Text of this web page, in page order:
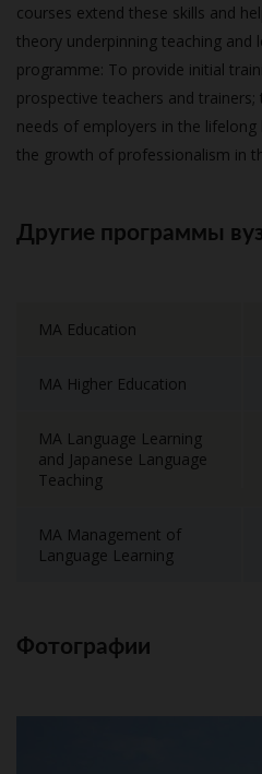
courses extend these skills and
theory underpinning teaching and
programme: To provide initial
prospective teachers and
needs of employers in the
the growth of professionalism in
Другие программы
MA Education
MA Higher Education
MA Language Learning
and Japanese Language
Teaching
MA Management of
Language Learning
Фотографии